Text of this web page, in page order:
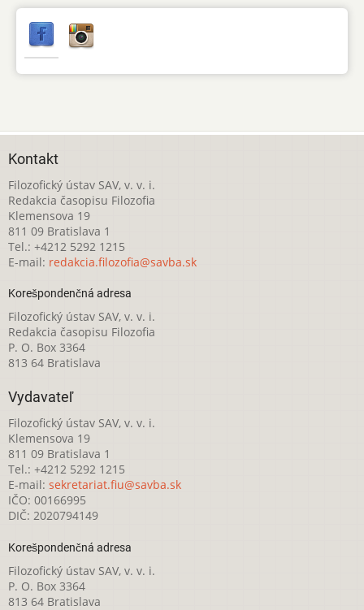
Kontakt
Filozofický ústav SAV, v. v. i.
Redakcia časopisu Filozofia
Klemensova 19
811 09 Bratislava 1
Tel.: +4212 5292 1215
E-mail: redakcia.filozofia@savba.sk
Korešpondenčná adresa
Filozofický ústav SAV, v. v. i.
Redakcia časopisu Filozofia
P. O. Box 3364
813 64 Bratislava
Vydavateľ
Filozofický ústav SAV, v. v. i.
Klemensova 19
811 09 Bratislava 1
Tel.: +4212 5292 1215
E-mail: sekretariat.fiu@savba.sk
IČO: 00166995
DIČ: 2020794149
Korešpondenčná adresa
Filozofický ústav SAV, v. v. i.
P. O. Box 3364
813 64 Bratislava